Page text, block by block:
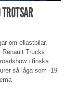
om ellastbilar.
Renault Trucks
i finska
så låga som -19